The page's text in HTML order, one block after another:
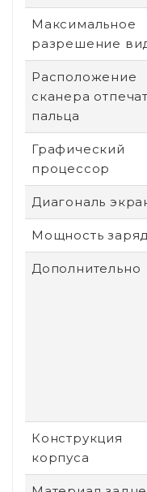
Максимальное
разрешение
Расположение
сканера
пальца
Графический
процессор
Диагональ
Мощность
Дополнительно
Конструкция
корпуса